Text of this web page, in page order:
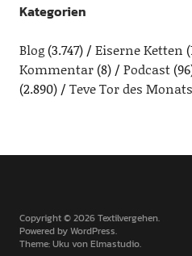
Kategorien
Blog(3.747) Eiserne Ketten
Kommentar(8) Podcast
(2.890)
Teve Tor des Monats
Copyright © 2026 Textilvergehen
Powered byWordPress
Theme: Uku vonElmastudio